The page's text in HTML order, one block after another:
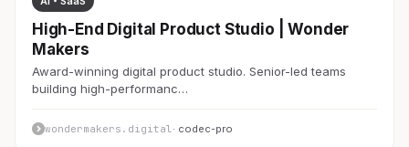
High-End Digital Product Studio | Wonder
Makers
Award-winning digital product studio. Senior-led teams
building high-performanc…
wondermakers.digital · codec-pro